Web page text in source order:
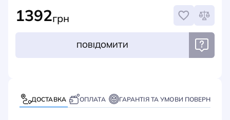
1392грн
ПОВІДОМИТИ
ДОСТАВКА ОПЛАТА ГАРАНТІЯ ТА УМОВИ ПОВЕРНЕННЯ